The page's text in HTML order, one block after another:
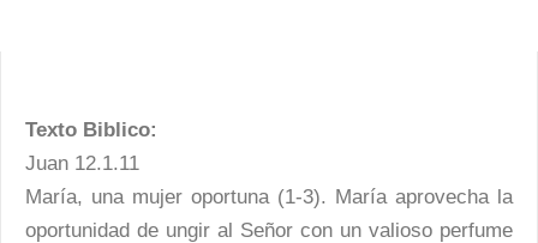
Texto Biblico:
Juan 12.1.11
María, una mujer oportuna (1-3). María aprovecha la
oportunidad de ungir al Señor con un valioso perfume